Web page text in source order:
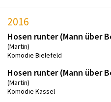
2016
Hosen runter (Mann über
(Martin)
Komödie Bielefeld
Hosen runter (Mann über
(Martin)
Komödie Kassel